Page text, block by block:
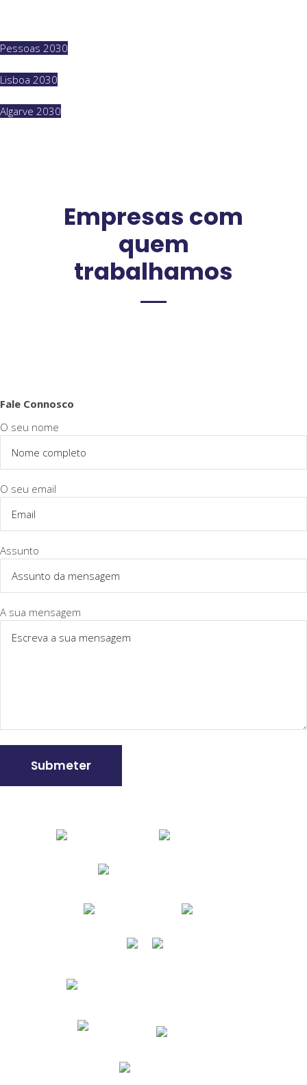
Pessoas 2030
Lisboa 2030
Algarve 2030
Empresas com
quem
trabalhamos
Fale Connosco
O seu nome
O seu email
Assunto
A sua mensagem